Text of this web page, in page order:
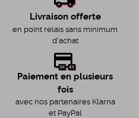
Livraison offerte
en point relais sans minimum
d'achat
Paiement en plusieurs
fois
avec nos partenaires Klarna
et PayPal